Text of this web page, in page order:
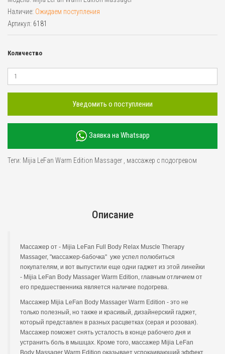
Наличие: Ожидаем поступления
Артикул: 6181
Количество
Уведомить о поступлении
Заявка на Whatsapp
Теги: Mijia LeFan Warm Edition Massager массажер с подогревом
Описание
Массажер от - Mijia LeFan Full Body Relax Muscle Therapy
Massager, "массажер-бабочка" уже успел полюбиться
покупателям, и вот выпустили еще одни гаджет из этой линейки
- Mijia LeFan Body Massager Warm Edition, главным отличием от
его предшественника является наличие подогрева.
Массажер Mijia LeFan Body Massager Warm Edition - это не
только полезный, но также и красивый, дизайнерский гаджет,
который представлен в разных расцветках (серая и розовая).
Массажер поможет снять усталость в конце рабочего дня и
устранить боль в мышцах. Кроме того, массажер Mijia LeFan
Body Massager Warm Edition оказывает успокаивающий эффект